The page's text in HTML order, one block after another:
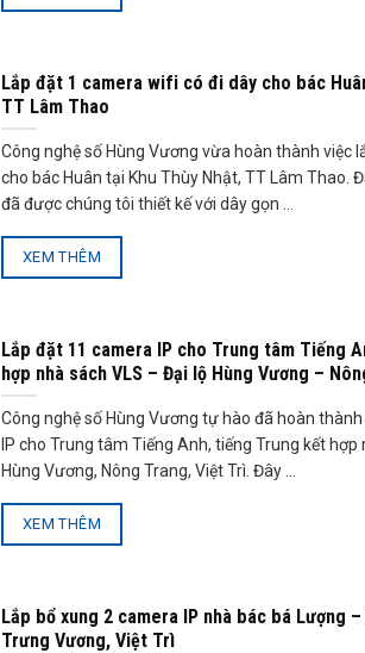
Lắp đặt 1 camera wifi có đi dây cho bác
TT Lâm Thao
Công nghệ số Hùng Vương vừa hoàn thành việc
cho bác Huân tại Khu Thùy Nhật, TT Lâm Thao.
đã được chúng tôi thiết kế với dây gọn ...
XEM THÊM
Lắp đặt 11 camera IP cho Trung tâm Tiếng
hợp nhà sách VLS – Đại lộ Hùng Vương –
Công nghệ số Hùng Vương tự hào đã hoàn
IP cho Trung tâm Tiếng Anh, tiếng Trung kết
Hùng Vương, Nông Trang, Việt Trì. Đây ...
XEM THÊM
Lắp bổ xung 2 camera IP nhà bác bá Lượng
Trưng Vương, Việt Trì